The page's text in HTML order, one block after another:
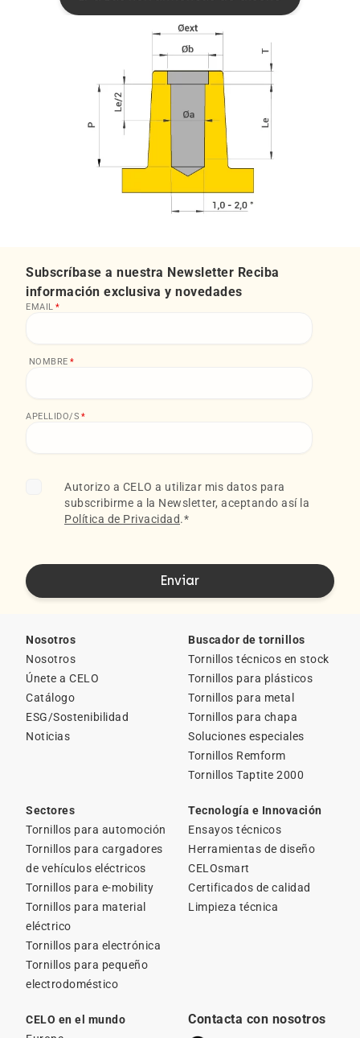
Subscríbase a nuestra Newsletter Reciba
información exclusiva y novedades
EMAIL *
NOMBRE *
APELLIDO/S *
Autorizo a CELO a utilizar mis datos para
subscribirme a la Newsletter, aceptando así la
Política de Privacidad.*
Nosotros
Nosotros
Únete a CELO
Catálogo
ESG/Sostenibilidad
Noticias
Buscador de tornillos
Tornillos técnicos en stock
Tornillos para plásticos
Tornillos para metal
Tornillos para chapa
Soluciones especiales
Tornillos Remform
Tornillos Taptite 2000
Sectores
Tornillos para automoción
Tornillos para cargadores
de vehículos eléctricos
Tornillos para e-mobility
Tornillos para material
eléctrico
Tornillos para electrónica
Tornillos para pequeño
electrodoméstico
Tecnología e Innovación
Ensayos técnicos
Herramientas de diseño
CELOsmart
Certificados de calidad
Limpieza técnica
CELO en el mundo
Contacta con nosotros